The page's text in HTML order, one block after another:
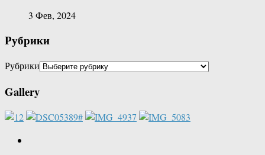
3 Фев, 2024
Рубрики
Рубрики
Gallery